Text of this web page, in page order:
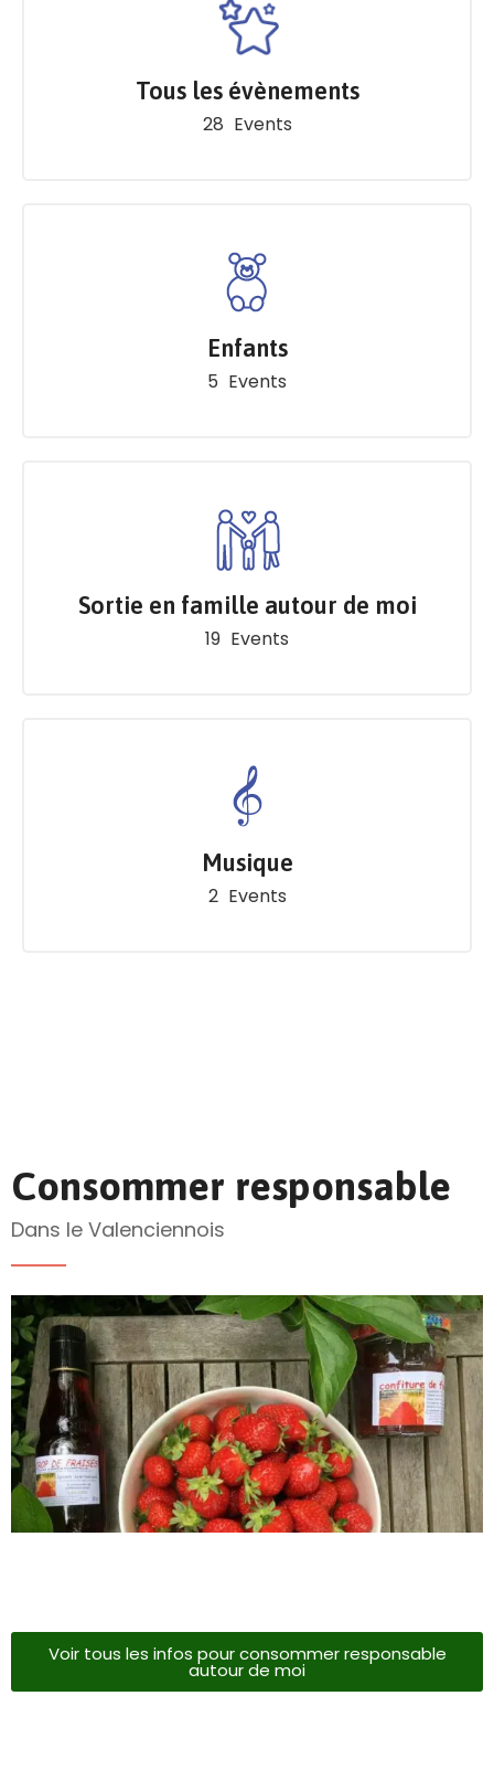
Tous les évènements
28 Events
Enfants
5 Events
Sortie en famille autour de moi
19 Events
Musique
2 Events
Consommer responsable
Dans le Valenciennois
Voir tous les infos pour consommer responsable
autour de moi